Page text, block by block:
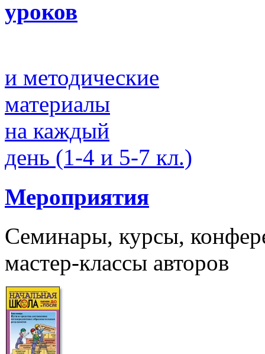
уроков
и методические
материалы
на каждый
день (1-4 и 5-7 кл.)
Мероприятия
Семинары, курсы,
мастер-классы авторов